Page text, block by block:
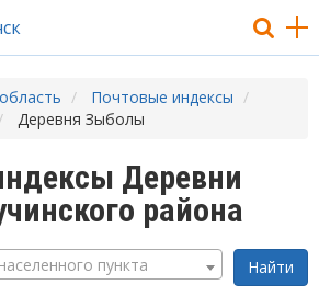
Почтовые индексы
Деревня Зыболы
Деревни
района
пункта